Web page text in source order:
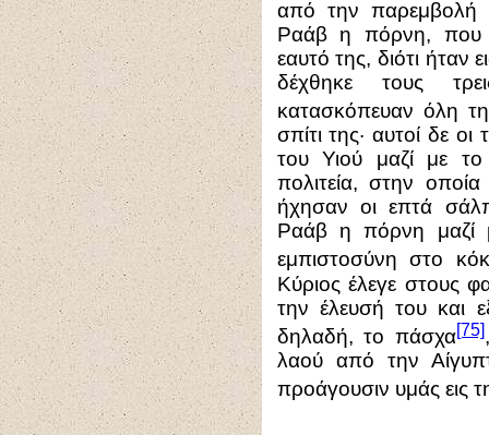
από την παρεμβολή
Ραάβ η πόρνη, που
εαυτό της, διότι ήταν
δέχθηκε τους
κατασκόπευαν όλη
σπίτι της· αυτοί δε
του Υιού μαζί με
πολιτεία, στην οποία
ήχησαν οι επτά
Ραάβ η πόρνη μαζί
εμπιστοσύνη στο
Κύριος έλεγε στους
την έλευσή του και
δηλαδή, το πάσχα[75]
λαού από την
προάγουσιν υμάς εις